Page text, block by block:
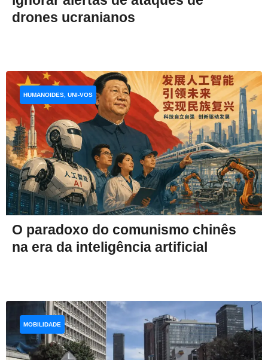
drones ucranianos
O paradoxo do comunismo chinês
na era da inteligência artificial
HUMANOIDES, UNI-VOS
MOBILIDADE